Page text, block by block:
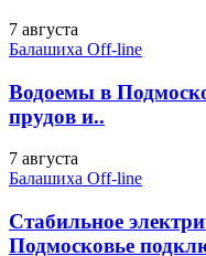
7 августа
Балашиха Off-line
Водоемы в
прудов и..
7 августа
Балашиха Off-line
Стабильное
Подмосковье